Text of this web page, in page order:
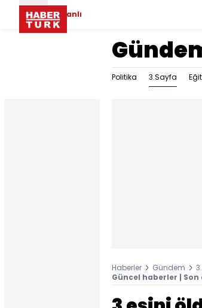
Canlı
Politika 3.Sayfa
Haberler Gündem
Güncel haberler |